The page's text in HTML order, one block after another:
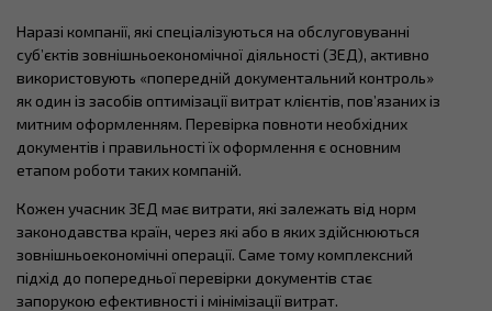
Наразі компанії, які спеціалізуються на обслуговуванні
суб’єктів зовнішньоекономічної діяльності (ЗЕД), активно
використовують «попередній документальний контроль»
як один із засобів оптимізації витрат клієнтів, пов’язаних із
митним оформленням. Перевірка повноти необхідних
документів і правильності їх оформлення є основним
етапом роботи таких компаній.
Кожен учасник ЗЕД має витрати, які залежать від норм
законодавства країн, через які або в яких здійснюються
зовнішньоекономічні операції. Саме тому комплексний
підхід до попередньої перевірки документів стає
запорукою ефективності і мінімізації витрат.